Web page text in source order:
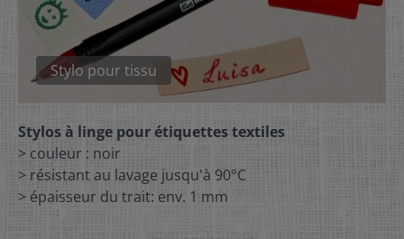
Stylo pour tissu
Stylos à linge pour étiquettes textiles
> couleur : noir
> résistant au lavage jusqu'à 90°C
> épaisseur du trait: env. 1 mm